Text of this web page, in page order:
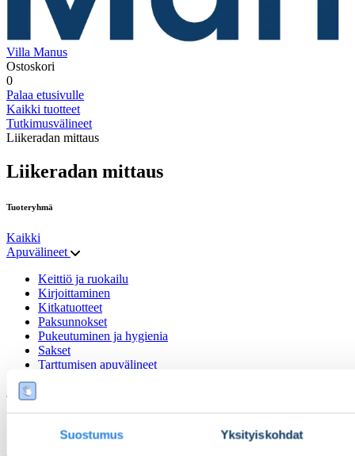
Suostumus Yksityiskohdat
Villa Manus
Ostoskori
0
Palaa etusivulle
Kaikki tuotteet
Tutkimusvälineet
Liikeradan mittaus
Liikeradan mittaus
Tuoteryhmä
Kaikki
Apuvälineet
Keittiö ja ruokailu
Kirjoittaminen
Kitkatuotteet
Paksunnokset
Pukeutuminen ja hygienia
Sakset
Tarttumisen apuvälineet
Arvenhoito
Muut arvenhoitotuotteet